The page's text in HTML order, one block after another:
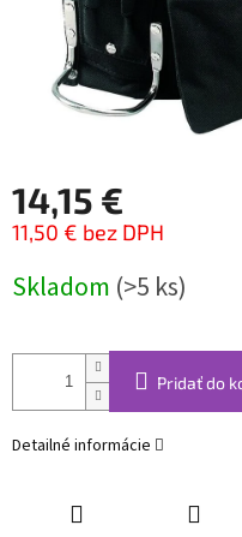
14,15 €
11,50 € bez DPH
cena:
Skladom (>5 ks)
Pridať do
Detailné informácie